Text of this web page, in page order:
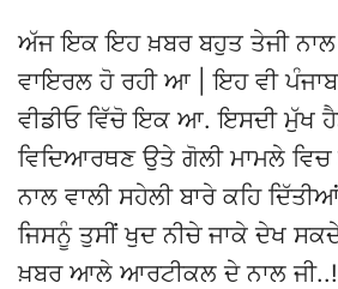
ਅੱਜ ਇਕ ਇਹ ਖ਼ਬਰ ਬਹੁਤ ਤੇਜੀ
ਵਾਇਰਲ ਹੋ ਰਹੀ ਆ | ਇਹ ਵੀ
ਵੀਡੀਓ ਵਿੱਚੋ ਇਕ ਆ. ਇਸਦੀ ਮੁੱਖ
ਵਿਦਿਆਰਥਣ ਉਤੇ ਗੋਲੀ ਮਾਮਲੇ
ਨਾਲ ਵਾਲੀ ਸਹੇਲੀ ਬਾਰੇ ਕਹਿ
ਜਿਸਨੂੰ ਤੁਸੀਂ ਖੁਦ ਨੀਚੇ ਜਾਕੇ ਦੇਖ
ਖ਼ਬਰ ਆਲੇ ਆਰਟੀਕਲ ਦੇ ਨਾਲ